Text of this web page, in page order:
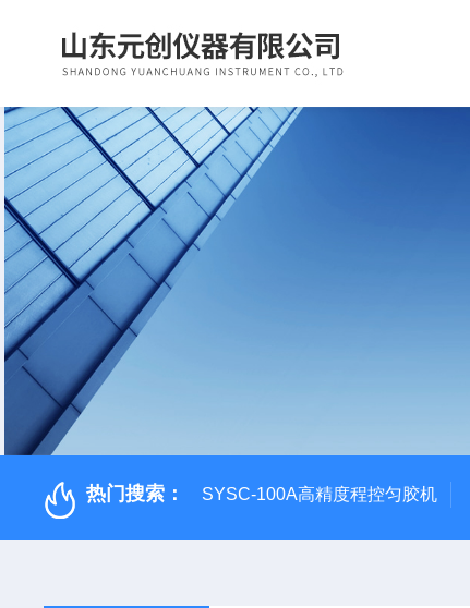
热门搜索： SYSC-100A高精度程控匀胶机